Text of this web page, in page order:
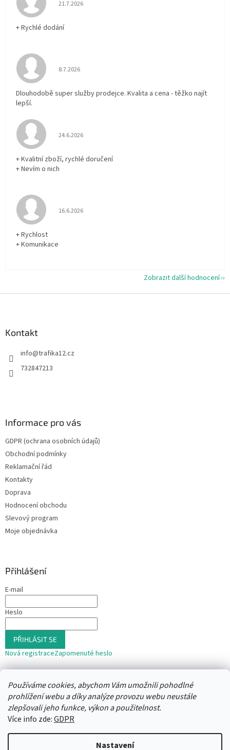
Používáme cookies, abychom Vám umožnili pohodlné
prohlížení webu a díky analýze provozu webu neustále
zlepšovali jeho funkce, výkon a použitelnost.
Více info zde:GDPR
Nastavení
21.7.2026
+ Rychlé dodání
Hodnocení obchodu je 5 z 5 hvězdiček.
8.7.2026
Dlouhodobě super služby prodejce. Kvalita a cena - těžko najít
lepší.
Hodnocení obchodu je 5 z 5 hvězdiček.
24.6.2026
+ Kvalitní zboží, rychlé doručení
+ Nevím o nich
Hodnocení obchodu je 5 z 5 hvězdiček.
16.6.2026
+ Rychlost
+ Komunikace
Zobrazit další hodnocení
Kontakt
info@trafika12.cz
732847213
Informace pro vás
GDPR (ochrana osobních údajů)
Obchodní podmínky
Reklamační řád
Kontakty
Doprava
Hodnocení obchodu
Slevový program
Moje objednávka
Přihlášení
E-mail
Heslo
PŘIHLÁSIT SE
Nová registraceZapomenuté heslo
nebo
Přihlásit se přes Seznam